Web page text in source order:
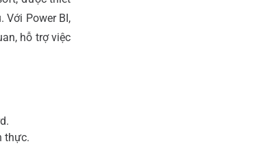
Với Power BI,
hỗ trợ việc
thực.